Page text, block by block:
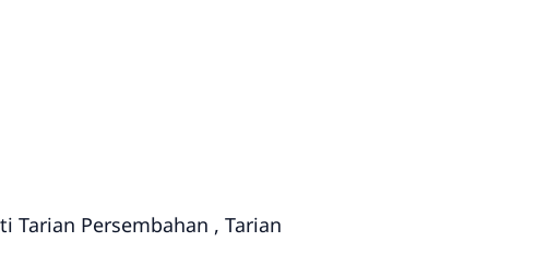
Tarian Persembahan , Tarian